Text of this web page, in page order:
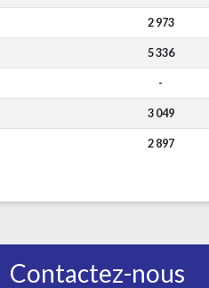
2 973
5 336
-
3 049
2 897
Contactez-nous